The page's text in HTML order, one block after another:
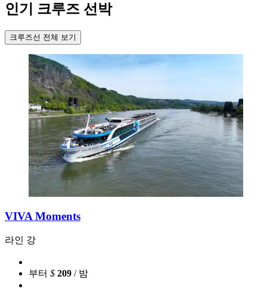
인기 크루즈 선박
크루즈선 전체 보기
VIVA Moments
라인 강
부터 $ 209 / 밤